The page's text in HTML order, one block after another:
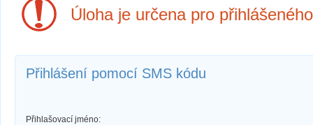
Úloha je určena pro
Přihlášení pomocí SMS kódu
Přihlašovací jméno: